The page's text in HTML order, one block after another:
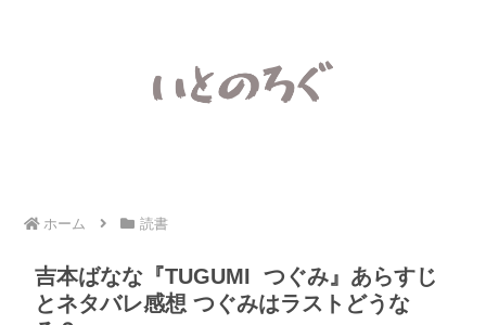
ホーム 読書
吉本ばなな『TUGUMI つぐみ』あらすじ
とネタバレ感想 つぐみはラストどうな